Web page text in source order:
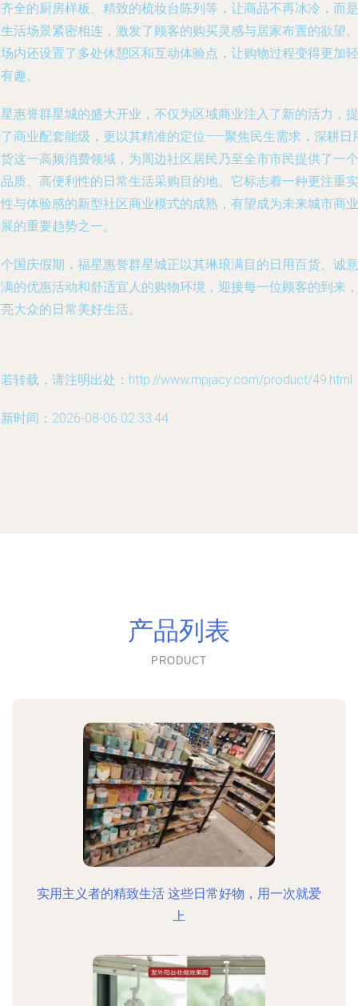
全的厨房样板、精致的梳妆台陈列等，让商品不再冰冷，而是
活场景紧密相连，激发了顾客的购买灵感与居家布置的欲望。
内还设置了多处休憩区和互动体验点，让购物过程变得更加轻
趣。
惠誉群星城的盛大开业，不仅为区域商业注入了新的活力，提
商业配套能级，更以其精准的定位——聚焦民生需求，深耕日
这一高频消费领域，为周边社区居民乃至全市市民提供了一个
质、高便利性的日常生活采购目的地。它标志着一种更注重实
与体验感的新型社区商业模式的成熟，有望成为未来城市商业
的重要趋势之一。
国庆假期，福星惠誉群星城正以其琳琅满目的日用百货、诚意
的优惠活动和舒适宜人的购物环境，迎接每一位顾客的到来，
大众的日常美好生活。
转载，请注明出处：http://www.mpjacy.com/product/49.html
时间：2026-08-06 02:33:44
产品列表
PRODUCT
实用主义者的精致生活 这些日常好物，用一次就爱
上